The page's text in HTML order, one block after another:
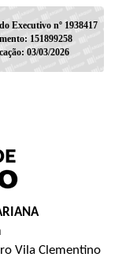
Executivo nº 1938417
151899258
03/03/2026
Vila Clementino